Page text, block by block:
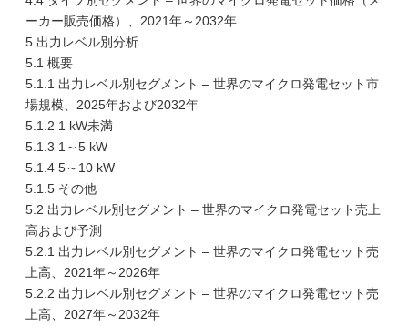
ーカー販売価格）、2021年～2032年
5 出力レベル別分析
5.1 概要
5.1.1 出力レベル別セグメント – 世界のマイクロ発電セット市
場規模、2025年および2032年
5.1.2 1 kW未満
5.1.3 1～5 kW
5.1.4 5～10 kW
5.1.5 その他
5.2 出力レベル別セグメント – 世界のマイクロ発電セット売上
高および予測
5.2.1 出力レベル別セグメント – 世界のマイクロ発電セット売
上高、2021年～2026年
5.2.2 出力レベル別セグメント – 世界のマイクロ発電セット売
上高、2027年～2032年